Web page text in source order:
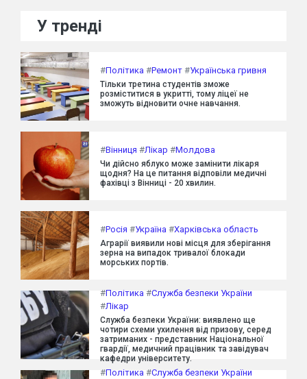
У тренді
#Політика #Ремонт #Українська гривня
Тільки третина студентів зможе
розміститися в укритті, тому ліцеї не
зможуть відновити очне навчання.
#Вінниця #Лікар #Молдова
Чи дійсно яблуко може замінити лікаря
щодня? На це питання відповіли медичні
фахівці з Вінниці - 20 хвилин.
#Росія #Україна #Харківська область
Аграрії виявили нові місця для зберігання
зерна на випадок тривалої блокади
морських портів.
#Політика #Служба безпеки України
#Лікар
Служба безпеки України: виявлено ще
чотири схеми ухилення від призову, серед
затриманих - представник Національної
гвардії, медичний працівник та завідувач
кафедри університету.
#Політика #Служба безпеки України